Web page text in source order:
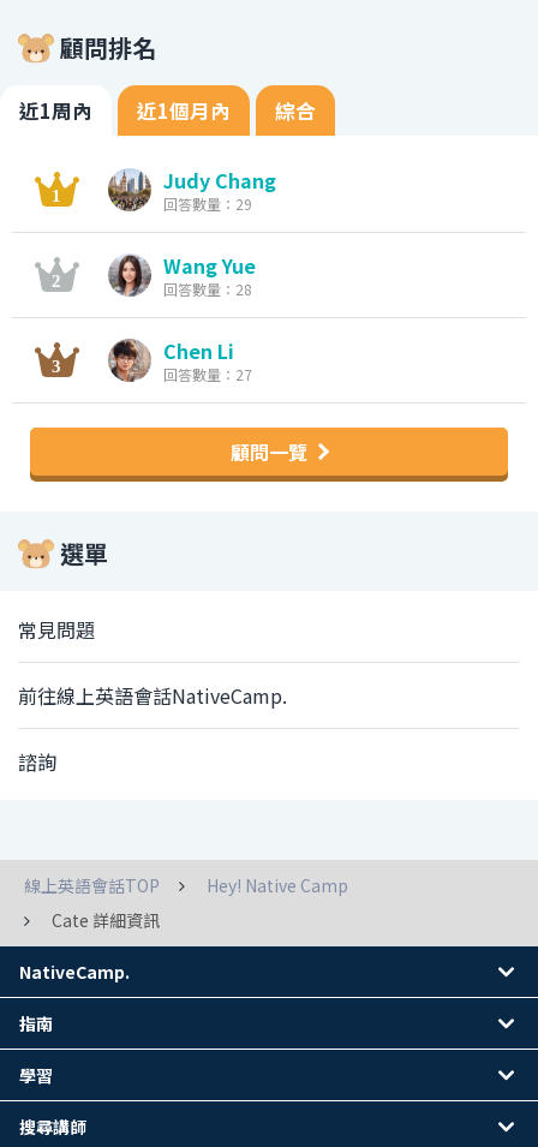
顧問排名
近1周內 近1個月內 綜合
Judy Chang
回答數量：29
Wang Yue
回答數量：28
Chen Li
回答數量：27
顧問一覽
選單
常見問題
前往線上英語會話NativeCamp.
諮詢
線上英語會話TOP
Hey! Native Camp
Cate 詳細資訊
NativeCamp.
指南
學習
搜尋講師